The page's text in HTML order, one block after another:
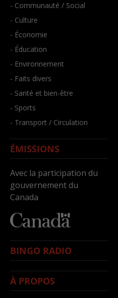
- Communauté / Social
- Culture
- Économie
- Éducation
- Environnement
- Faits divers
- Santé et bien-être
- Sports
- Transport / Circulation
ÉMISSIONS
Avec la participation du
gouvernement du
Canada
BINGO RADIO
À PROPOS